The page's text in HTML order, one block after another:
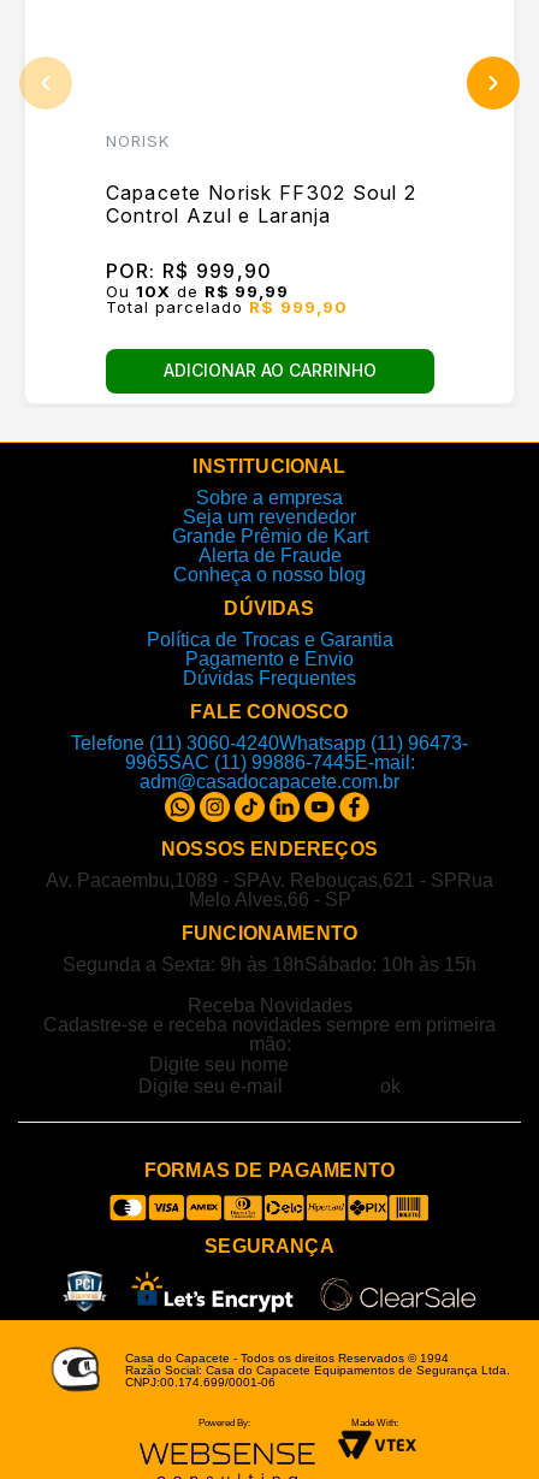
NORISK
Capacete Norisk FF302 Soul 2
Control Azul e Laranja
POR: R$ 999,90
Ou 10X de R$ 99,99
Total parcelado R$ 999,90
ADICIONAR AO CARRINHO
INSTITUCIONAL
Sobre a empresa
Seja um revendedor
Grande Prêmio de Kart
Alerta de Fraude
Conheça o nosso blog
DÚVIDAS
Política de Trocas e Garantia
Pagamento e Envio
Dúvidas Frequentes
FALE CONOSCO
Telefone (11) 3060-4240Whatsapp (11) 96473-
9965SAC (11) 99886-7445E-mail:
adm@casadocapacete.com.br
NOSSOS ENDEREÇOS
Av. Pacaembu,1089 - SPAv. Rebouças,621 - SP Rua
Melo Alves,66 - SP
FUNCIONAMENTO
Segunda a Sexta: 9h às 18hSábado: 10h às 15h
Receba Novidades
Cadastre-se e receba novidades sempre em primeira
mão:
FORMAS DE PAGAMENTO
SEGURANÇA
Casa do Capacete - Todos os direitos Reservados © 1994
Razão Social: Casa do Capacete Equipamentos de Segurança Ltda.
CNPJ:00.174.699/0001-06
Powered By: Made With: